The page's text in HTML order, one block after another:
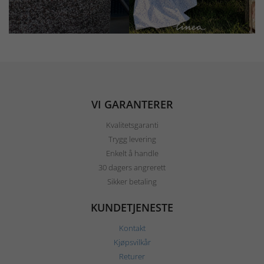
VI GARANTERER
Kvalitetsgaranti
Trygg levering
Enkelt å handle
30 dagers angrerett
Sikker betaling
KUNDETJENESTE
Kontakt
Kjøpsvilkår
Returer